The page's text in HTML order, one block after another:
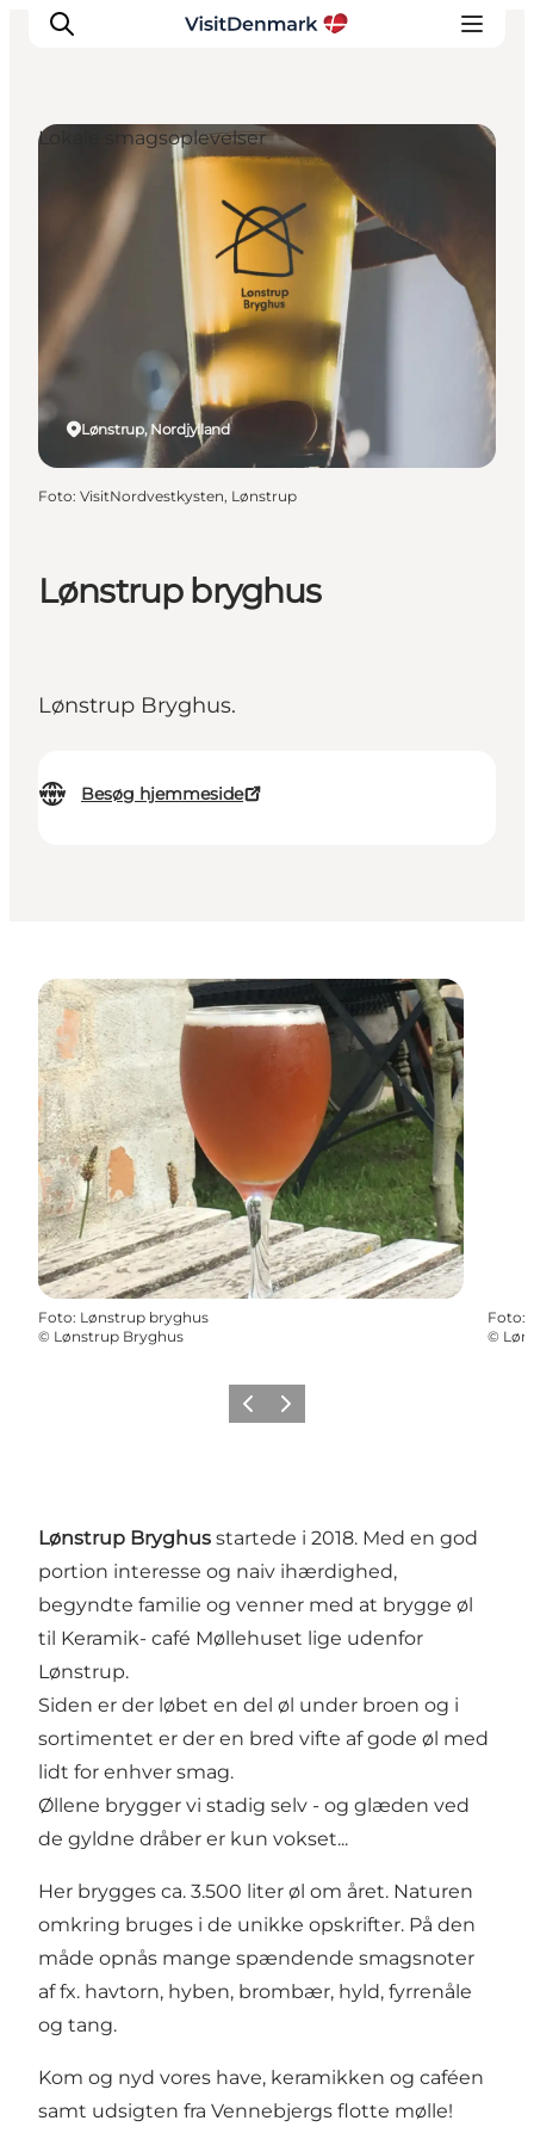
Inspiration
Destinationer
Oplevelser
Overnatning
Planlæg ferien
Lønstrup bryghus
Lønstrup Bryghus.
Besøg hjemmeside
Lønstrup, Nordjylland
Lokale smagsoplevelser
Foto: VisitNordvestkysten, Lønstrup
Foto: Lønstrup bryghus
© Lønstrup Bryghus
Foto:
©
ForrigeNæste
Lønstrup Bryghus startede i 2018. Med en god
portion interesse og naiv ihærdighed,
begyndte familie og venner med at brygge øl
til Keramik- café Møllehuset lige udenfor
Lønstrup.
Siden er der løbet en del øl under broen og i
sortimentet er der en bred vifte af gode øl med
lidt for enhver smag.
Øllene brygger vi stadig selv - og glæden ved
de gyldne dråber er kun vokset...
Her brygges ca. 3.500 liter øl om året. Naturen
omkring bruges i de unikke opskrifter. På den
måde opnås mange spændende smagsnoter
af fx. havtorn, hyben, brombær, hyld, fyrrenåle
og tang.
Kom og nyd vores have, keramikken og caféen
samt udsigten fra Vennebjergs flotte mølle!